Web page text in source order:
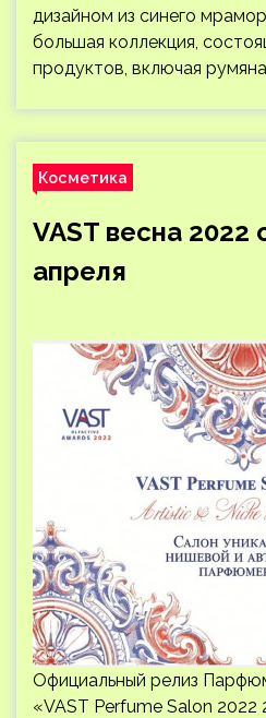
дизайном из синего
большая коллекция,
продуктов, включая
Косметика
VAST весна 2022
апреля
Официальный релиз
«VAST Perfume Salon